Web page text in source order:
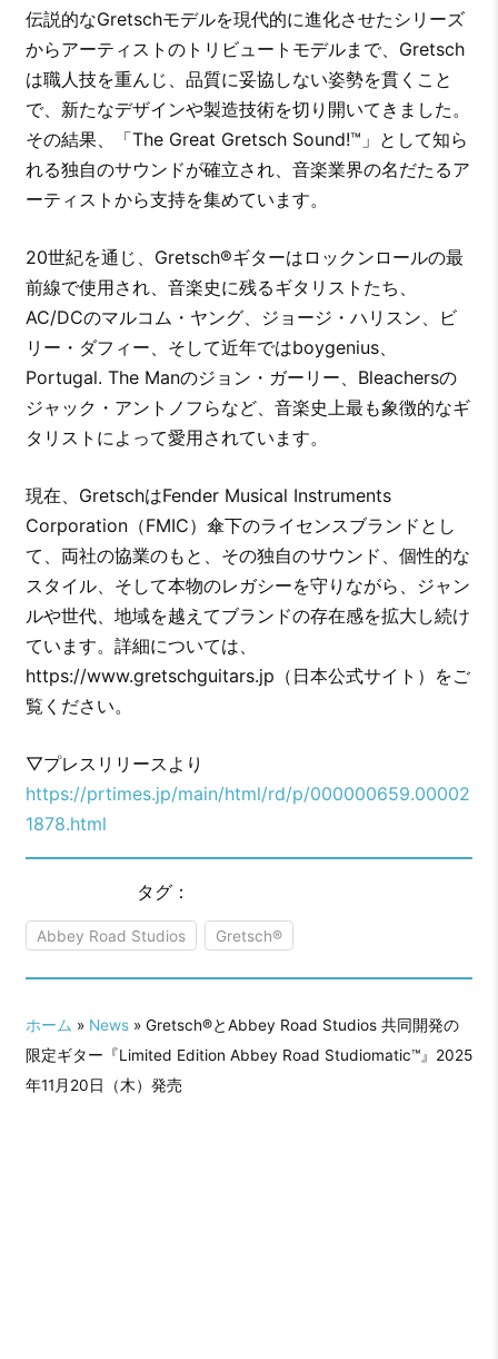
伝説的なGretschモデルを現代的に進化させたシリーズ
からアーティストのトリビュートモデルまで、Gretsch
は職人技を重んじ、品質に妥協しない姿勢を貫くこと
で、新たなデザインや製造技術を切り開いてきました。
その結果、「The Great Gretsch Sound!™」として知ら
れる独自のサウンドが確立され、音楽業界の名だたるア
ーティストから支持を集めています。
20世紀を通じ、Gretsch®ギターはロックンロールの最
前線で使用され、音楽史に残るギタリストたち、
AC/DCのマルコム・ヤング、ジョージ・ハリスン、ビ
リー・ダフィー、そして近年ではboygenius、
Portugal. The Manのジョン・ガーリー、Bleachersの
ジャック・アントノフらなど、音楽史上最も象徴的なギ
タリストによって愛用されています。
現在、GretschはFender Musical Instruments
Corporation（FMIC）傘下のライセンスブランドとし
て、両社の協業のもと、その独自のサウンド、個性的な
スタイル、そして本物のレガシーを守りながら、ジャン
ルや世代、地域を越えてブランドの存在感を拡大し続け
ています。詳細については、
https://www.gretschguitars.jp（日本公式サイト）をご
覧ください。
▽プレスリリースより
https://prtimes.jp/main/html/rd/p/000000659.00002
1878.html
タグ：
Abbey Road Studios Gretsch®
ホーム » News» Gretsch®とAbbey Road Studios 共同開発の
限定ギター『Limited Edition Abbey Road Studiomatic™』2025
年11月20日（木）発売